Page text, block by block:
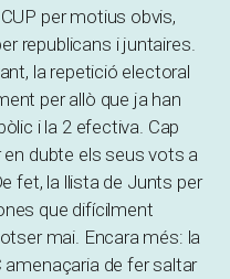
per motius obvis,
republicans i juntaires.
la repetició electoral
per allò que ja han
i la 2 efectiva. Cap
dubte els seus vots a
fet, la llista de Junts per
que difícilment
mai. Encara més: la
amenaçaria de fer saltar